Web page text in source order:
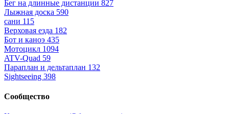
Бег на длинные дистанции 827
Лыжная доска 590
сани 115
Верховая езда 182
Бот и каноэ 435
Мотоцикл 1094
ATV-Quad 59
Параплан и дельтаплан 132
Sightseeing 398
Сообщество